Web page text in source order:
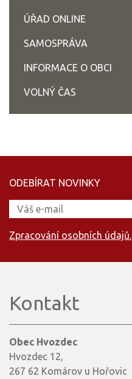
ÚŘAD ONLINE
SAMOSPRÁVA
INFORMACE O OBCI
VOLNÝ ČAS
ODEBÍRAT NOVINKY
Zpracování osobních údajů.
Kontakt
Obec Hvozdec
Hvozdec 12,
267 62 Komárov u Hořovic